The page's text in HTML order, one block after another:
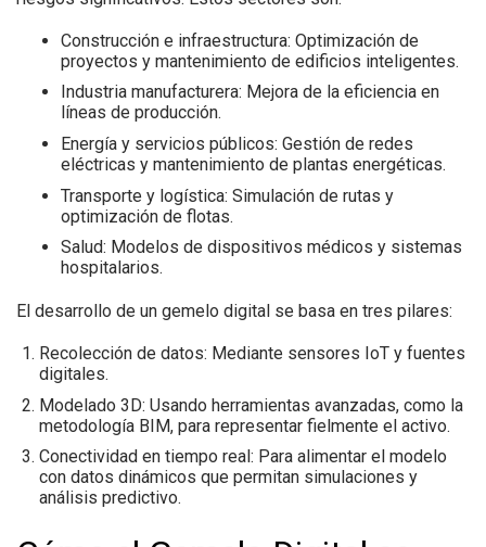
Construcción e infraestructura: Optimización de
proyectos y mantenimiento de edificios inteligentes.
Industria manufacturera: Mejora de la eficiencia en
líneas de producción.
Energía y servicios públicos: Gestión de redes
eléctricas y mantenimiento de plantas energéticas.
Transporte y logística: Simulación de rutas y
optimización de flotas.
Salud: Modelos de dispositivos médicos y sistemas
hospitalarios.
El desarrollo de un gemelo digital se basa en tres pilares:
Recolección de datos: Mediante sensores IoT y fuentes
digitales.
Modelado 3D: Usando herramientas avanzadas, como la
metodología BIM, para representar fielmente el activo.
Conectividad en tiempo real: Para alimentar el modelo
con datos dinámicos que permitan simulaciones y
análisis predictivo.